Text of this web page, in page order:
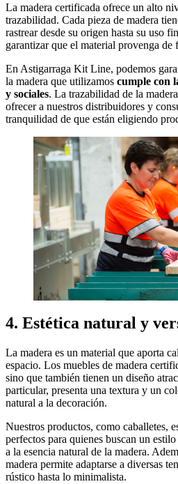
La madera certificada ofrece un alto
trazabilidad. Cada pieza de madera
rastrear desde su origen hasta su uso
garantizar que el material provenga de
En Astigarraga Kit Line, podemos
la madera que utilizamos cumple con
y sociales. La trazabilidad de la
ofrecer a nuestros distribuidores y
tranquilidad de que están eligiendo
4. Estética natural y
La madera es un material que aporta
espacio. Los muebles de madera
sino que también tienen un diseño
particular, presenta una textura y un
natural a la decoración.
Nuestros productos, como caballetes,
perfectos para quienes buscan un
a la esencia natural de la madera.
madera permite adaptarse a diversas
rústico hasta lo minimalista.